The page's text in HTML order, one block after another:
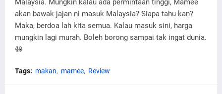
Malaysia. Mungkin kalau ada permintaan tinggi, Mamee
akan bawak jajan ni masuk Malaysia? Siapa tahu kan?
Maka, berdoa lah kita semua. Kalau masuk sini, harga
mungkin lagi murah. Boleh borong sampai tak ingat dunia.
😆
Tags: makan mamee Review